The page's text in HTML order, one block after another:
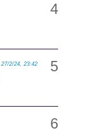
27/2/24, 23:42